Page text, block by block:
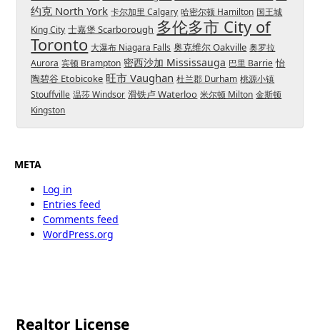
约克 North York 卡尔加里 Calgary 哈密尔顿 Hamilton 国王城
King City 士嘉堡 Scarborough 多伦多市 City of
Toronto 大瀑布 Niagara Falls 奥克维尔 Oakville 奥罗拉
Aurora 宾顿 Brampton 密西沙加 Mississauga 巴里 Barrie 怡
陶碧谷 Etobicoke 旺市 Vaughan 杜兰郡 Durham 桃源小镇
Stouffville 温莎 Windsor 滑铁卢 Waterloo 米尔顿 Milton 金斯顿
Kingston
META
Log in
Entries feed
Comments feed
WordPress.org
Realtor License